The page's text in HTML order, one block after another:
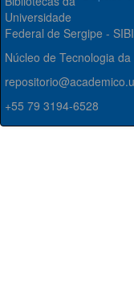
Universidade
Federal de Sergipe -
Núcleo de Tecnologia
+55 79 3194-6528